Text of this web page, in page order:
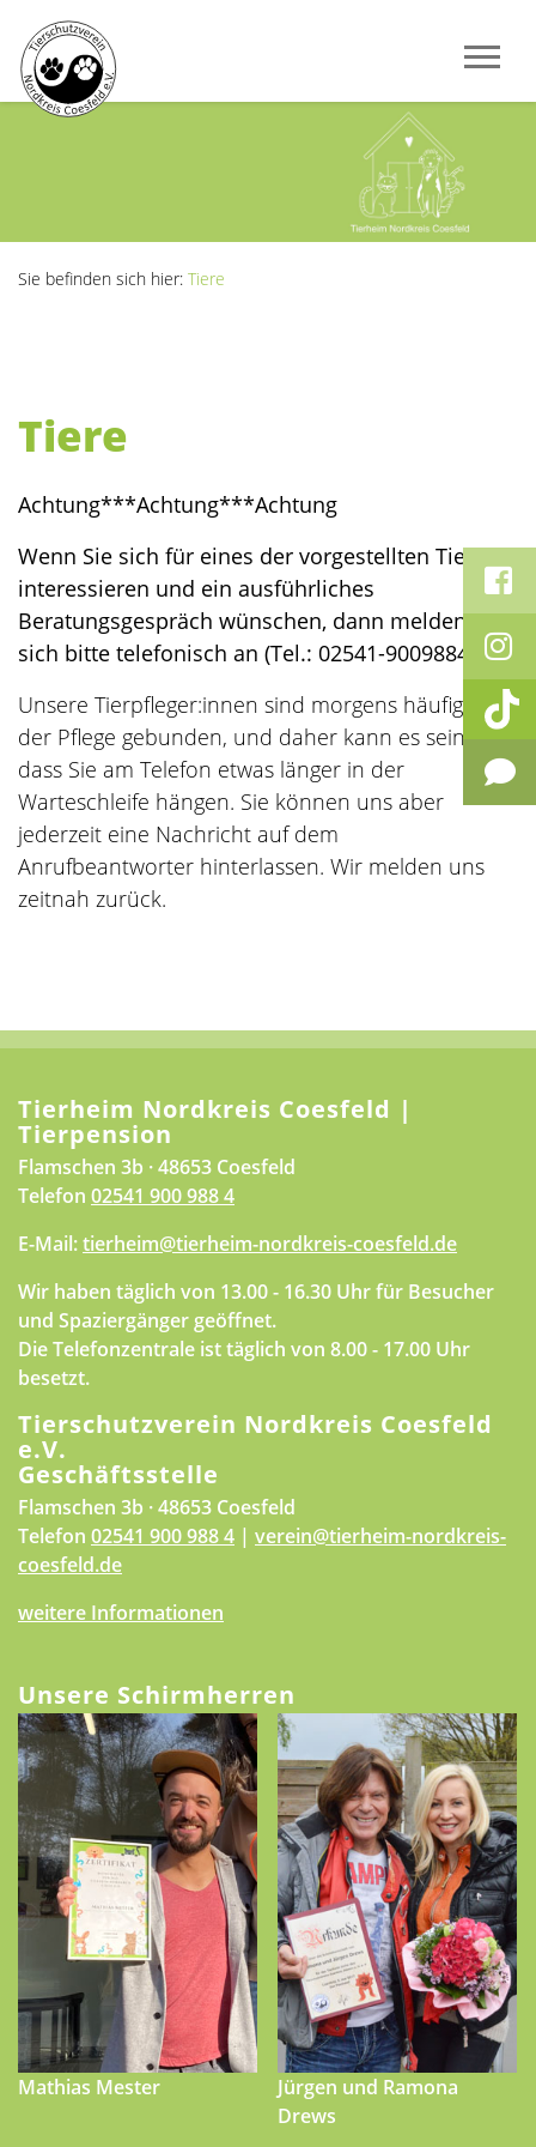
Sie befinden sich hier: Tiere
Tiere
Achtung***Achtung***Achtung
Wenn Sie sich für eines der vorgestellten Tiere
interessieren und ein ausführliches
Beratungsgespräch wünschen, dann melden Sie
sich bitte telefonisch an (Tel.: 02541-9009884).
Unsere Tierpfleger:innen sind morgens häufig in
der Pflege gebunden, und daher kann es sein,
dass Sie am Telefon etwas länger in der
Warteschleife hängen. Sie können uns aber
jederzeit eine Nachricht auf dem
Anrufbeantworter hinterlassen. Wir melden uns
zeitnah zurück.
Tierheim Nordkreis Coesfeld |
Tierpension
Flamschen 3b · 48653 Coesfeld
Telefon 02541 900 988 4
E-Mail:tierheim@tierheim-nordkreis-coesfeld.de
Wir haben täglich von 13.00 - 16.30 Uhr für Besucher
und Spaziergänger geöffnet.
Die Telefonzentrale ist täglich von 8.00 - 17.00 Uhr
besetzt.
Tierschutzverein Nordkreis Coesfeld
e.V.
Geschäftsstelle
Flamschen 3b · 48653 Coesfeld
Telefon 02541 900 988 4 | verein@tierheim-nordkreis-
coesfeld.de
weitere Informationen
Unsere Schirmherren
Mathias Mester
Jürgen und Ramona
Drews